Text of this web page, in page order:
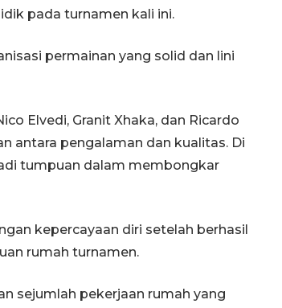
pada turnamen kali ini.
permainan yang solid dan lini
Elvedi, Granit Xhaka, dan Ricardo
antara pengalaman dan kualitas. Di
tumpuan dalam membongkar
kepercayaan diri setelah berhasil
rumah turnamen.
sejumlah pekerjaan rumah yang